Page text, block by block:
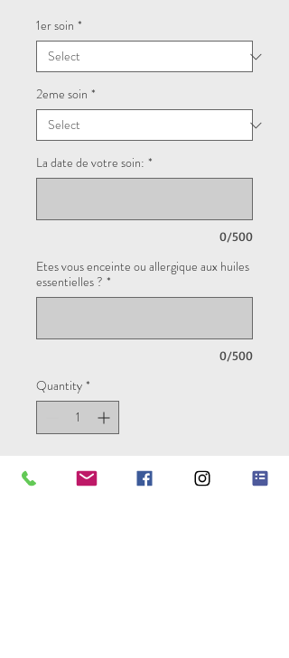
1er soin *
2eme soin *
La date de votre soin: *
0/500
Etes vous enceinte ou allergique aux huiles
essentielles ? *
0/500
Quantity *
Add to Cart